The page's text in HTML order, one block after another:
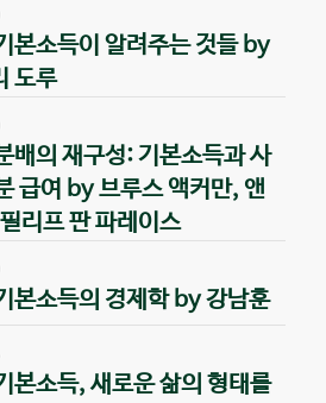
본소득이 알려주는 것들 by
도루
배의 재구성: 기본소득과 사
급여 by 브루스 액커만, 앤
리프 판 파레이스
본소득의 경제학 by 강남훈
본소득, 새로운 삶의 형태를